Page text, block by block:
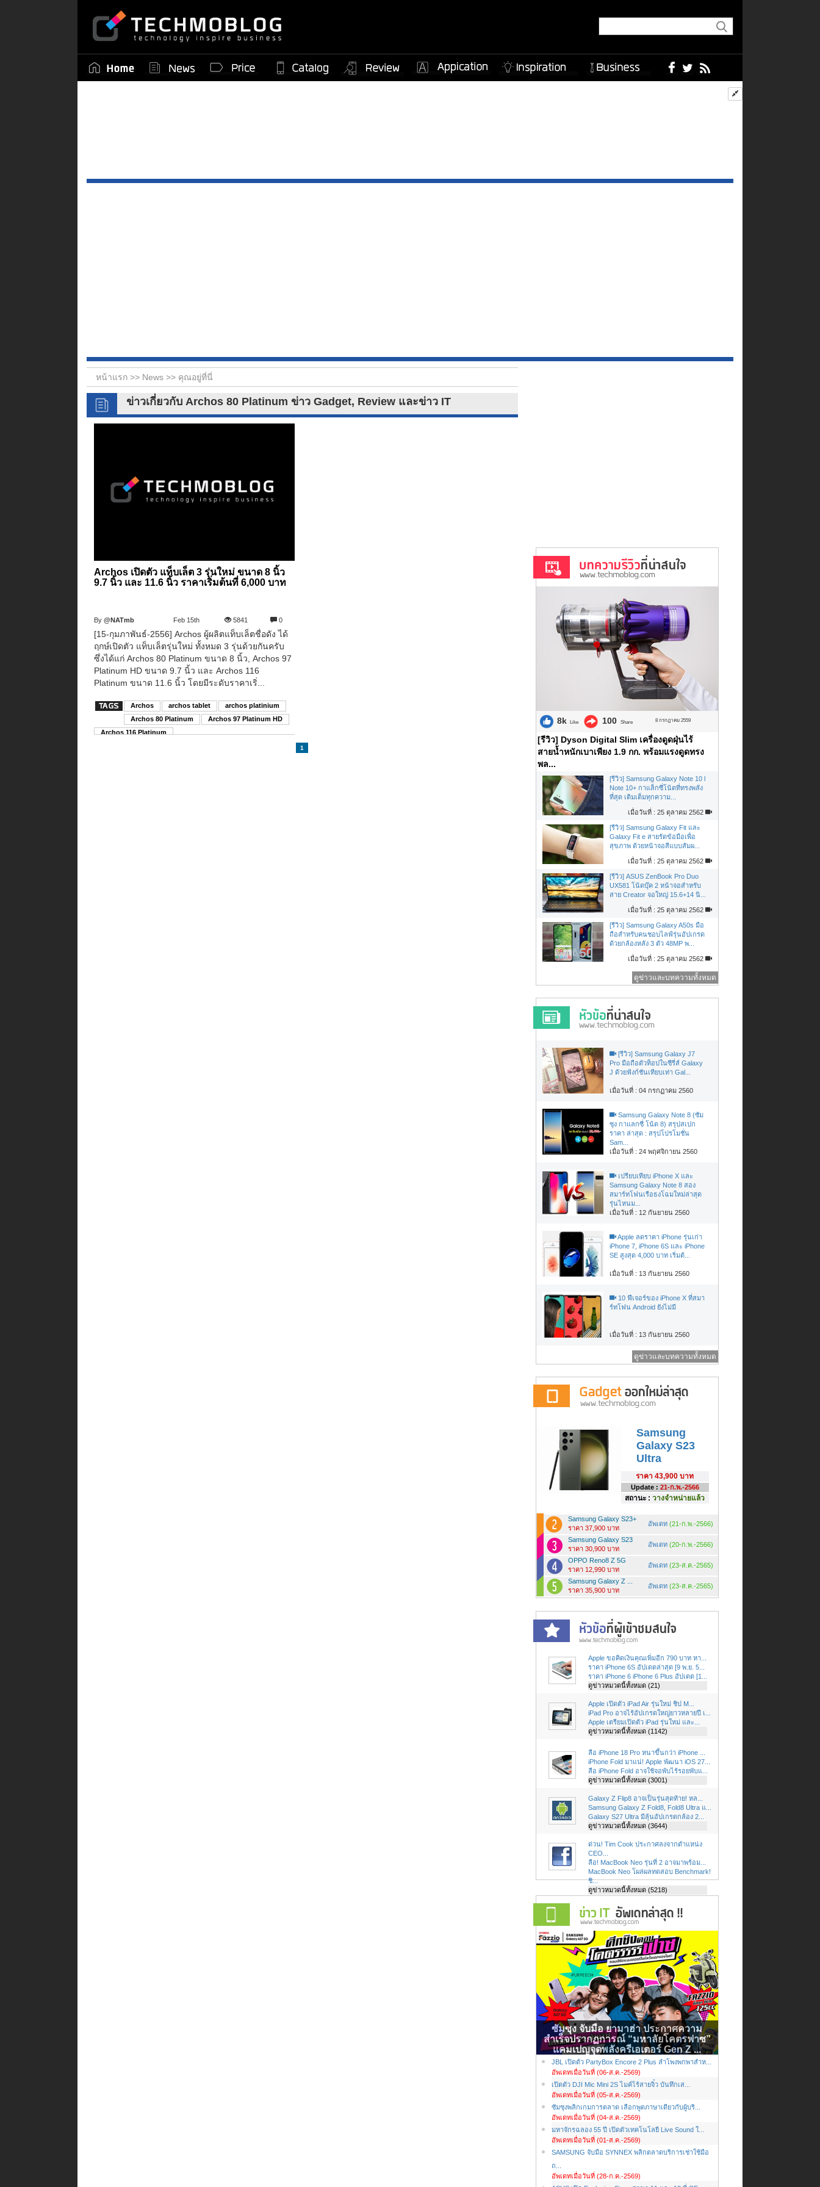
หน้าแรก >> News >> คุณอยู่ที่นี่
ข่าวเกี่ยวกับ Archos 80 Platinum ข่าว Gadget, Review และข่าว IT
Archos เปิดตัว แท็บเล็ต 3 รุ่นใหม่ ขนาด 8 นิ้ว
9.7 นิ้ว และ 11.6 นิ้ว ราคาเริ่มต้นที่ 6,000 บาท
By@NATmb Feb 15th 5841 0
[15-กุมภาพันธ์-2556] Archos ผู้ผลิตแท็บเล็ตชื่อดัง ได้
ฤกษ์เปิดตัว แท็บเล็ตรุ่นใหม่ ทั้งหมด 3 รุ่นด้วยกันครับ
ซึ่งได้แก่ Archos 80 Platinum ขนาด 8 นิ้ว, Archos 97
Platinum HD ขนาด 9.7 นิ้ว และ Archos 116
Platinum ขนาด 11.6 นิ้ว โดยมีระดับราคาเริ่...
Archos archos tablet
archos platinium
Archos 80 Platinum
Archos 97 Platinum HD
Archos 116 Platinum
1
8k Like 100 Share 8 กรกฎาคม 2559
[รีวิว] Dyson Digital Slim เครื่องดูดฝุ่นไร้
สายน้ำหนักเบาเพียง 1.9 กก. พร้อมแรงดูดทรง
พล...
[รีวิว] Samsung Galaxy Note 10 l
Note 10+ กาแล็กซี่โน้ตที่ทรงพลัง
ที่สุด เติมเต็มทุกความ...
เมื่อวันที่ : 25 ตุลาคม 2562
[รีวิว] Samsung Galaxy Fit และ
Galaxy Fit e สายรัดข้อมือเพื่อ
สุขภาพ ด้วยหน้าจอสีแบบสัมผ...
เมื่อวันที่ : 25 ตุลาคม 2562
[รีวิว] ASUS ZenBook Pro Duo
UX581 โน้ตบุ๊ค 2 หน้าจอสำหรับ
สาย Creator จอใหญ่ 15.6+14 นิ...
เมื่อวันที่ : 25 ตุลาคม 2562
[รีวิว] Samsung Galaxy A50s มือ
ถือสำหรับคนชอบไลฟ์รุ่นอัปเกรด
ด้วยกล้องหลัง 3 ตัว 48MP พ...
เมื่อวันที่ : 25 ตุลาคม 2562
ดูข่าวและบทความทั้งหมด
[รีวิว] Samsung Galaxy J7
Pro มือถือตัวท็อปในซีรี่ส์ Galaxy
J ด้วยฟังก์ชันเทียบเท่า Gal...
เมื่อวันที่ : 04 กรกฏาคม 2560
Samsung Galaxy Note 8 (ซัม
ซุง กาแลกซี่ โน้ต 8) สรุปสเปก
ราคา ล่าสุด : สรุปโปรโมชั่น
Sam...
เมื่อวันที่ : 24 พฤศจิกายน 2560
เปรียบเทียบ iPhone X และ
Samsung Galaxy Note 8 สอง
สมาร์ทโฟนเรือธงโฉมใหม่ล่าสุด
รุ่นไหนม...
เมื่อวันที่ : 12 กันยายน 2560
Apple ลดราคา iPhone รุ่นเก่า
iPhone 7, iPhone 6S และ iPhone
SE สูงสุด 4,000 บาท เริ่มต้...
เมื่อวันที่ : 13 กันยายน 2560
10 ฟีเจอร์ของ iPhone X ที่สมา
ร์ทโฟน Android ยังไม่มี
เมื่อวันที่ : 13 กันยายน 2560
ดูข่าวและบทความทั้งหมด
Samsung
Galaxy S23
Ultra
ราคา 43,900 บาท
Update : 21-ก.พ.-2566
สถานะ : วางจำหน่ายแล้ว
Samsung Galaxy S23+
ราคา 37,900 บาท
อัพเดท (21-ก.พ.-2566)
Samsung Galaxy S23
ราคา 30,900 บาท
อัพเดท (20-ก.พ.-2566)
OPPO Reno8 Z 5G
ราคา 12,990 บาท
อัพเดท (23-ส.ค.-2565)
Samsung Galaxy Z ...
ราคา 35,900 บาท
อัพเดท (23-ส.ค.-2565)
Apple ขอคิดเงินคุณเพิ่มอีก 790 บาท หา...
ราคา iPhone 6S อัปเดตล่าสุด [9 พ.ย. 5...
ราคา iPhone 6 iPhone 6 Plus อัปเดต [1...
ดูข่าวหมวดนี้ทั้งหมด (21)
Apple เปิดตัว iPad Air รุ่นใหม่ ชิป M...
iPad Pro อาจไร้อัปเกรดใหญ่ยาวหลายปี เ...
Apple เตรียมเปิดตัว iPad รุ่นใหม่ และ...
ดูข่าวหมวดนี้ทั้งหมด (1142)
ลือ iPhone 18 Pro หนาขึ้นกว่า iPhone ...
iPhone Fold มาแน่! Apple พัฒนา iOS 27...
ลือ iPhone Fold อาจใช้จอพับไร้รอยพับแ...
ดูข่าวหมวดนี้ทั้งหมด (3001)
Galaxy Z Flip8 อาจเป็นรุ่นสุดท้าย! หล...
Samsung Galaxy Z Fold8, Fold8 Ultra แ...
Galaxy S27 Ultra มีลุ้นอัปเกรดกล้อง 2...
ดูข่าวหมวดนี้ทั้งหมด (3644)
ด่วน! Tim Cook ประกาศลงจากตำแหน่ง
CEO...
ลือ! MacBook Neo รุ่นที่ 2 อาจมาพร้อม...
MacBook Neo โผล่ผลทดสอบ Benchmark!
ชิ...
ดูข่าวหมวดนี้ทั้งหมด (5218)
ซัมซุง จับมือ ยามาฮ่า ประกาศความ
สำเร็จปรากฏการณ์ “มหาลัยโคตรฟาซ”
แคมเปญจุดพลังครีเอเตอร์ Gen Z ...
JBL เปิดตัว PartyBox Encore 2 Plus ลำโพงพกพาสำห...
อัพเดทเมื่อวันที่ (06-ส.ค.-2569)
เปิดตัว DJI Mic Mini 2S ไมค์ไร้สายจิ๋ว บันทึกเส...
อัพเดทเมื่อวันที่ (05-ส.ค.-2569)
ซัมซุงพลิกเกมการตลาด เลือกพูดภาษาเดียวกับผู้บริ...
อัพเดทเมื่อวันที่ (04-ส.ค.-2569)
มหาจักรฉลอง 55 ปี เปิดตัวเทคโนโลยี Live Sound ใ...
อัพเดทเมื่อวันที่ (01-ส.ค.-2569)
SAMSUNG จับมือ SYNNEX พลิกตลาดบริการเช่าใช้มือ
ถ...
อัพเดทเมื่อวันที่ (28-ก.ค.-2569)